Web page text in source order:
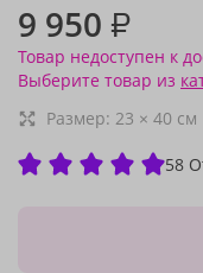
9 950 ₽
Товар недоступен к
Выберите товар из
Размер: 23 × 40 см
58